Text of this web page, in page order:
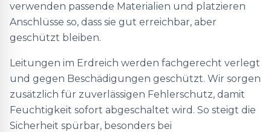
verwenden passende Materialien und platzieren
Anschlüsse so, dass sie gut erreichbar, aber
geschützt bleiben.
Leitungen im Erdreich werden fachgerecht verlegt
und gegen Beschädigungen geschützt. Wir sorgen
zusätzlich für zuverlässigen Fehlerschutz, damit
Feuchtigkeit sofort abgeschaltet wird. So steigt die
Sicherheit spürbar, besonders bei